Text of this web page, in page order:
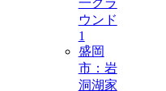
ウンド
1
盛岡
市：岩
洞湖家